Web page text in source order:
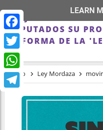
Facebook
Twitter
WhatsApp
Telegram
'NO SOMOS
DE JUNIO EN EL
DIPUTADOS SU
REFORMA DE LA
Inicio Ley Mordaza
LEARN